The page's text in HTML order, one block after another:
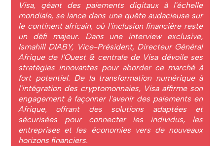
Visa, géant des paiements digitaux à l'échelle
mondiale, se lance dans une quête audacieuse sur
le continent africain, où l'inclusion financière reste
un défi majeur. Dans une interview exclusive,
Ismahill DIABY, Vice-Président, Directeur Général
Afrique de l'Ouest & centrale de Visa dévoile ses
stratégies innovantes pour aborder ce marché à
fort potentiel. De la transformation numérique à
l'intégration des cryptomonnaies, Visa affirme son
engagement à façonner l'avenir des paiements en
Afrique, offrant des solutions adaptées et
sécurisées pour connecter les individus, les
entreprises et les économies vers de nouveaux
horizons financiers.